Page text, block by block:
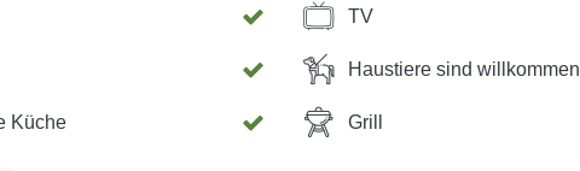
TV
Haustiere sind willkommen
Küche Grill